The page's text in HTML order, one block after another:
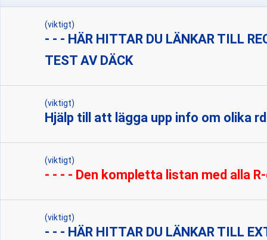
(viktigt)
- - - HÄR HITTAR DU LÄNKAR TILL
TEST AV DÄCK
(viktigt)
Hjälp till att lägga upp info om olika
(viktigt)
- - - - Den kompletta listan med alla
(viktigt)
- - - HÄR HITTAR DU LÄNKAR TILL